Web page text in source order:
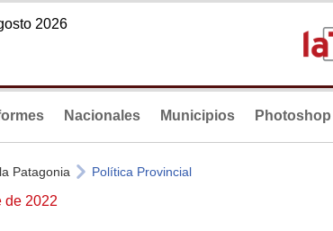
2026
Nacionales Municipios Photoshop
Patagonia Política Provincial
de 2022